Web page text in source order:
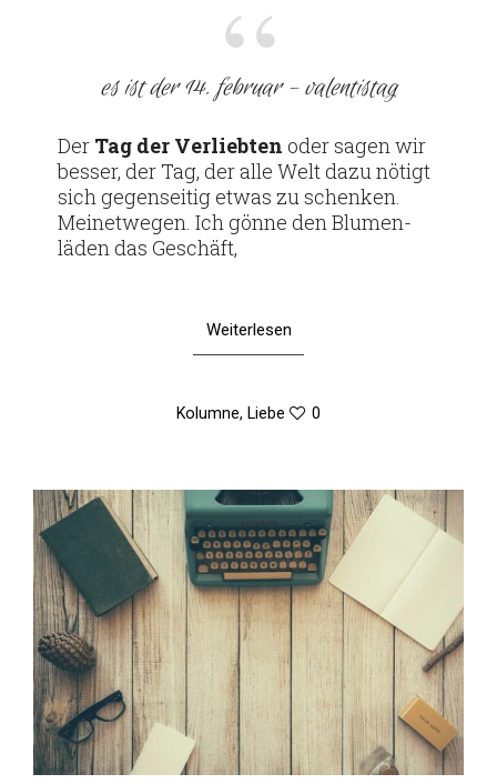
es ist der 14. februar – valentistag
Der Tag der Ver­liebten oder sagen wir
besser, der Tag, der alle Welt dazu nötigt
sich gegen­seitig etwas zu schenken.
Mei­net­wegen. Ich gönne den Blu­men­
läden das Geschäft,
Weiterlesen
Kolumne, Liebe 0